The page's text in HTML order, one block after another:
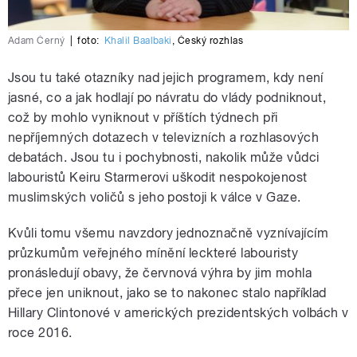
Adam Černý foto: Khalil Baalbaki Český rozhlas
Jsou tu také otazníky nad jejich programem, kdy není
jasné, co a jak hodlají po návratu do vlády podniknout,
což by mohlo vyniknout v příštích týdnech při
nepříjemných dotazech v televizních a rozhlasových
debatách. Jsou tu i pochybnosti, nakolik může vůdci
labouristů Keiru Starmerovi uškodit nespokojenost
muslimských voličů s jeho postoji k válce v Gaze.
Kvůli tomu všemu navzdory jednoznačně vyznívajícím
průzkumům veřejného mínění leckteré labouristy
pronásledují obavy, že červnová výhra by jim mohla
přece jen uniknout, jako se to nakonec stalo například
Hillary Clintonové v amerických prezidentských volbách v
roce 2016.